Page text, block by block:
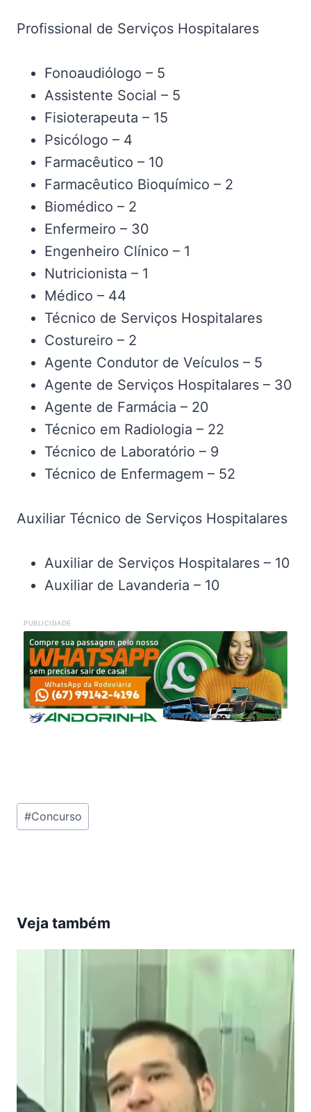
Profissional de Serviços Hospitalares
Fonoaudiólogo – 5
Assistente Social – 5
Fisioterapeuta – 15
Psicólogo – 4
Farmacêutico – 10
Farmacêutico Bioquímico – 2
Biomédico – 2
Enfermeiro – 30
Engenheiro Clínico – 1
Nutricionista – 1
Médico – 44
Técnico de Serviços Hospitalares
Costureiro – 2
Agente Condutor de Veículos – 5
Agente de Serviços Hospitalares – 30
Agente de Farmácia – 20
Técnico em Radiologia – 22
Técnico de Laboratório – 9
Técnico de Enfermagem – 52
Auxiliar Técnico de Serviços Hospitalares
Auxiliar de Serviços Hospitalares – 10
Auxiliar de Lavanderia – 10
PUBLICIDADE
Tags
do
#Concurso
Veja também